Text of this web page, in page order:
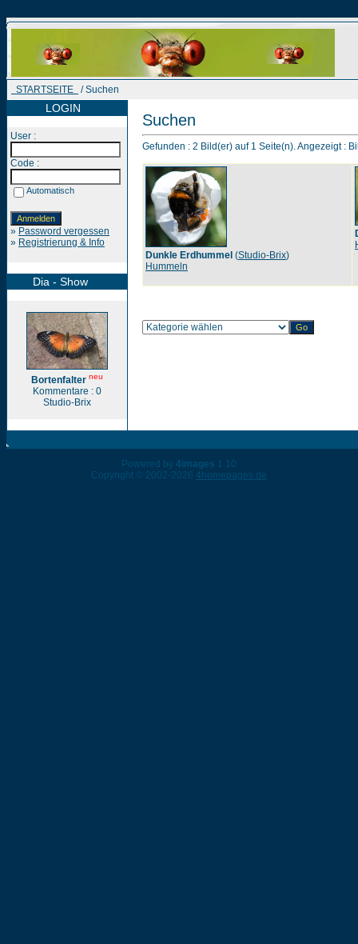
STARTSEITE / Suchen
LOGIN
User :
Code :
Automatisch
» Password vergessen
» Registrierung & Info
Dia - Show
Bortenfalter neu
Kommentare : 0
Studio-Brix
Suchen
Gefunden : 2 Bild(er) auf 1 Seite(n). Angezeigt :
Dunkle Erdhummel (Studio-Brix)
Hummeln
Powered by 4images 1.10
Copyright © 2002-2026 4homepages.de